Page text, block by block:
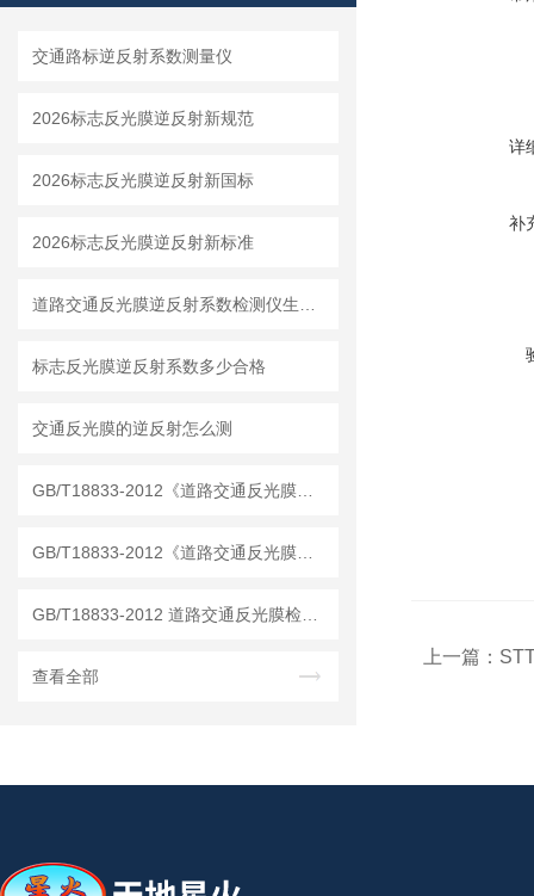
交通路标逆反射系数测量仪
2026标志反光膜逆反射新规范
2026标志反光膜逆反射新国标
2026标志反光膜逆反射新标准
标志反光膜逆反射系数多少合格
交通反光膜的逆反射怎么测
查看全部
详
补
上一篇：